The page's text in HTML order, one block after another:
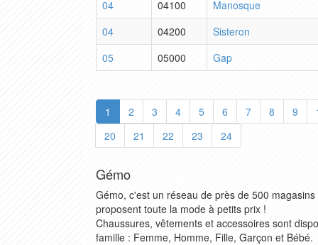
04 04100
Manosque
04
04200
Sisteron
05
05000 Gap
1 2 3 4 5 6 7 8 9
20
21 22 23 24
Gémo
Gémo, c'est un réseau de près de 500
proposent toute la mode à petits prix !
Chaussures, vêtements et accessoires sont
famille : Femme, Homme, Fille, Garçon et Bébé.